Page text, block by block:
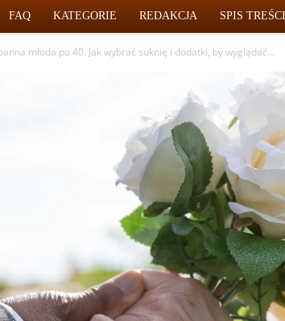
FAQ KATEGORIE REDAKCJA SPIS TREŚCI
młoda po 40. Jak wybrać suknię i dodatki, by wyglądać...